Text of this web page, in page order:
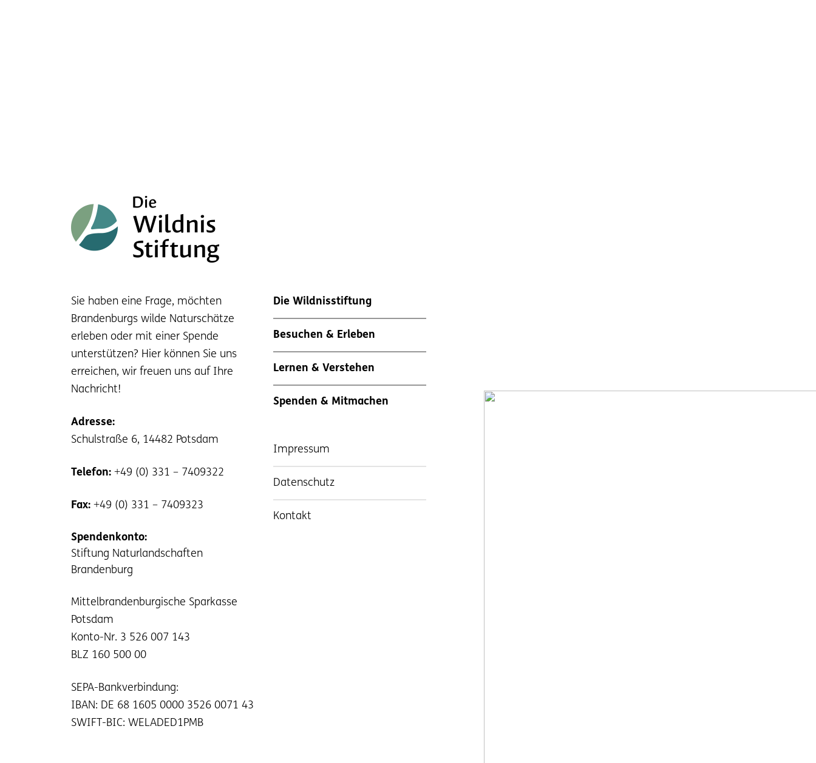
Sie haben eine Frage, möchten
Brandenburgs wilde Naturschätze
erleben oder mit einer Spende
unterstützen? Hier können Sie uns
erreichen, wir freuen uns auf Ihre
Nachricht!
Adresse:
Schulstraße 6, 14482 Potsdam
Telefon: +49 (0) 331 – 7409322
Fax: +49 (0) 331 – 7409323
Spendenkonto:
Stiftung Naturlandschaften
Brandenburg
Mittelbrandenburgische Sparkasse
Potsdam
Konto-Nr. 3 526 007 143
BLZ 160 500 00
SEPA-Bankverbindung:
IBAN: DE 68 1605 0000 3526 0071 43
SWIFT-BIC: WELADED1PMB
Die Wildnisstiftung
Besuchen & Erleben
Lernen & Verstehen
Spenden & Mitmachen
Impressum
Datenschutz
Kontakt